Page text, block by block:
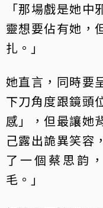
「那場戲是她
靈想要佔有她，
扎。」
她直言，同時要
下刀角度跟鏡頭
感」，但最讓她
己露出詭異笑容
了一個蔡思韵
毛。」